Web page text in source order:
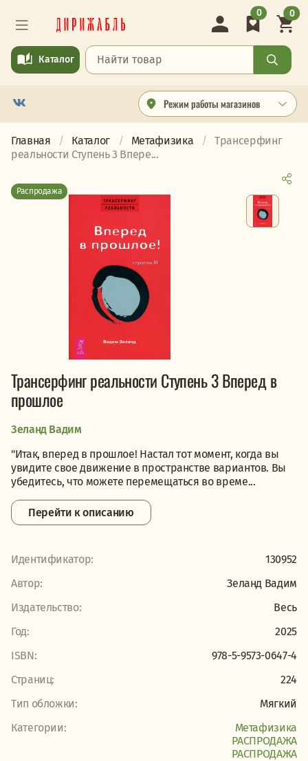
Режим работы магазинов
Каталог
0 0
Главная Каталог Метафизика
Трансерфинг
реальности Ступень 3 Впере...
Распродажа
Трансерфинг реальности Ступень 3 Вперед в
прошлое
Зеланд Вадим
"Итак, вперед в прошлое! Настал тот момент, когда вы
увидите свое движение в пространстве вариантов. Вы
убедитесь, что можете перемещаться во време...
Перейти к описанию
Идентификатор:
130952
Автор:
Зеланд Вадим
Издательство:
Весь
Год:
2025
ISBN:
978-5-9573-0647-4
Страниц:
224
Тип обложки:
Мягкий
Категории:
Метафизика
PАСПРОДАЖА
PАСПРОДАЖА